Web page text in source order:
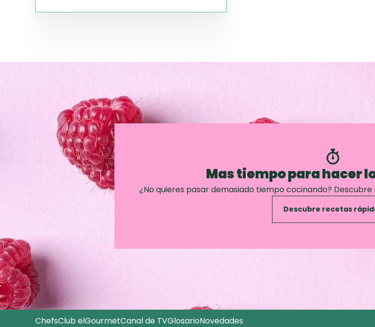
Mas tiempo para hacer
¿No quieres pasar demasiado tiempo cocinando?
Descubre recetas
ChefsClub elGourmetCanal de TVGlosarioNovedades